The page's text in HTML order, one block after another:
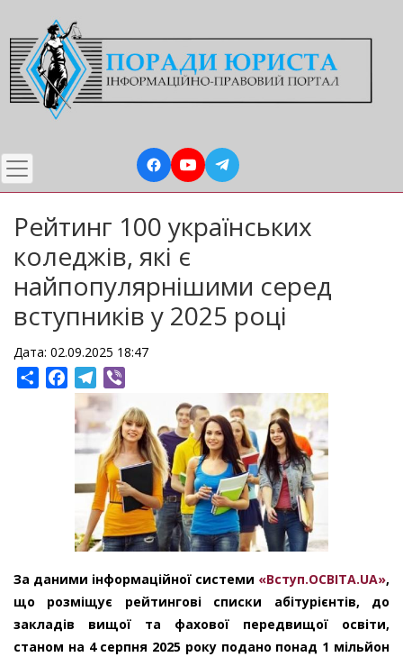
до
основного
вмісту
Рейтинг 100 українських
коледжів, які є
найпопулярнішими серед
вступників у 2025 році
Дата: 02.09.2025 18:47
ShareFacebookTelegram
За даними інформаційної системи «Вступ.ОСВІТА.UA»,
що розміщує рейтингові списки абітурієнтів, до
закладів вищої та фахової передвищої освіти,
станом на 4 серпня 2025 року подано понад 1 мільйон